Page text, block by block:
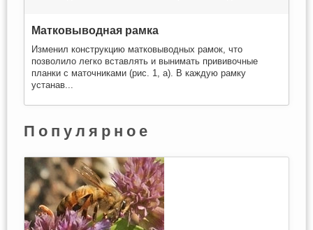
Матковыводная рамка
Изменил конструкцию матковыводных рамок, что
позволило легко вставлять и вынимать прививочные
планки с маточниками (рис. 1, а). В каждую рамку
устанав...
Популярное